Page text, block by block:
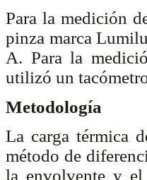
Para la medición
pinza marca
A. Para la
utilizó un
Metodología
La carga térmica
método de
la envolvente y el